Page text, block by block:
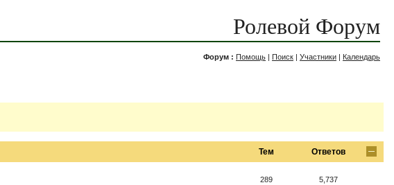
Ролевой Форум
Форум : Помощь | Поиск | Участники | Календарь
Тем Ответов
289 5,737